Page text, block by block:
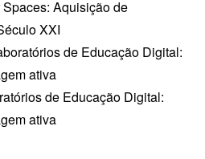
Aquisição de
XXI
de Educação Digital:
ativa
de Educação Digital:
ativa